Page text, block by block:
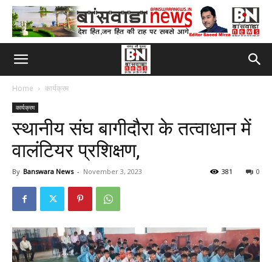
Home कार्यक्रम
कार्यक्रम
स्थानीय संघ बागीदौरा के तत्वाधान में
वालंटियर प्रशिक्षण,
By Banswara News - November 3, 2023 0
381